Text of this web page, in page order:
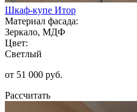
Шкаф-купе Итор
Материал фасада:
Зеркало, МДФ
Цвет:
Светлый
от 51 000 руб.
Рассчитать